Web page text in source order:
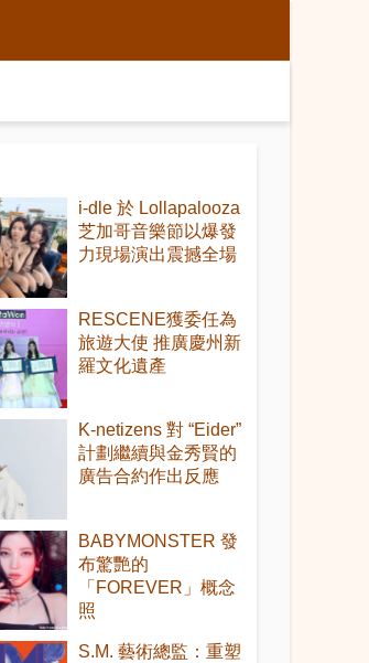
i-dle 於 Lollapalooza
芝加哥音樂節以爆發
力現場演出震撼全場
RESCENE獲委任為
旅遊大使 推廣慶州新
羅文化遺產
K-netizens 對 “Eider”
計劃繼續與金秀賢的
廣告合約作出反應
BABYMONSTER 發
布驚艷的
「FOREVER」概念
照
S.M. 藝術總監：重塑